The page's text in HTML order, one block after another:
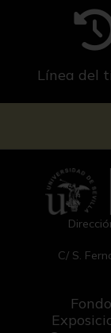
Línea del
C/ S.